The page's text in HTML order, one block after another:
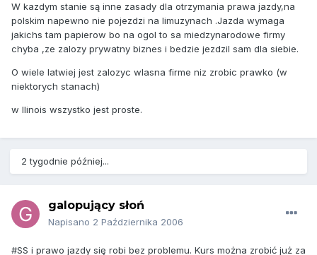
W kazdym stanie są inne zasady dla otrzymania prawa jazdy,na
polskim napewno nie pojezdzi na limuzynach .Jazda wymaga
jakichs tam papierow bo na ogol to sa miedzynarodowe firmy
chyba ,ze zalozy prywatny biznes i bedzie jezdzil sam dla siebie.
O wiele latwiej jest zalozyc wlasna firme niz zrobic prawko (w
niektorych stanach)
w Ilinois wszystko jest proste.
2 tygodnie później...
galopujący słoń
Napisano 2 Października 2006
#SS i prawo jazdy się robi bez problemu. Kurs można zrobić już za